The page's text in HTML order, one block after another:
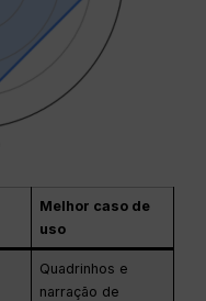
Melhor caso de
uso
Quadrinhos e
narração de